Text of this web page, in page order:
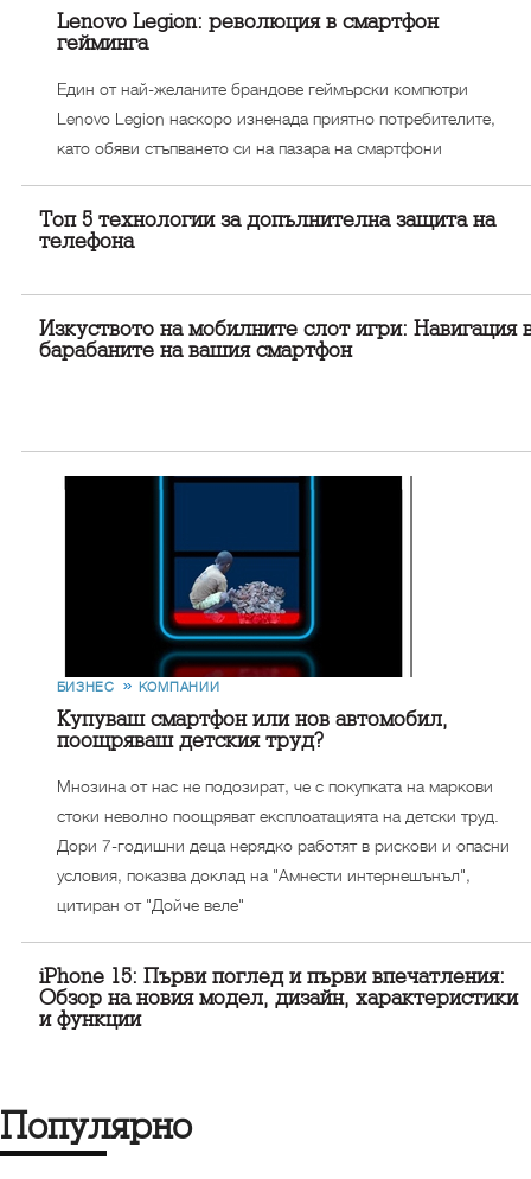
Lenovo Legion: революция в смартфон
гейминга
Eдин от най-желаните брандове геймърски компютри
Lenovo Legion наскоро изненада приятно потребителите,
като обяви стъпването си на пазара на смартфони
Топ 5 технологии за допълнителна защита на
телефона
Изкуството на мобилните слот игри: Навигация
барабаните на вашия смартфон
БИЗНЕС КОМПАНИИ
Купуваш смартфон или нов автомобил,
поощряваш детския труд?
Мнозина от нас не подозират, че с покупката на маркови
стоки неволно поощряват експлоатацията на детски труд.
Дори 7-годишни деца нерядко работят в рискови и опасни
условия, показва доклад на "Амнести интернешънъл",
цитиран от "Дойче веле"
iPhone 15: Първи поглед и първи впечатления:
Обзор на новия модел, дизайн, характеристики
и функции
Популярно